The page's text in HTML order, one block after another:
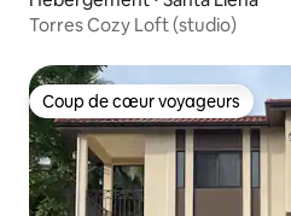
Torres Cozy Loft (studio)
Coup de cœur voyageurs
Coup de cœur voyageurs